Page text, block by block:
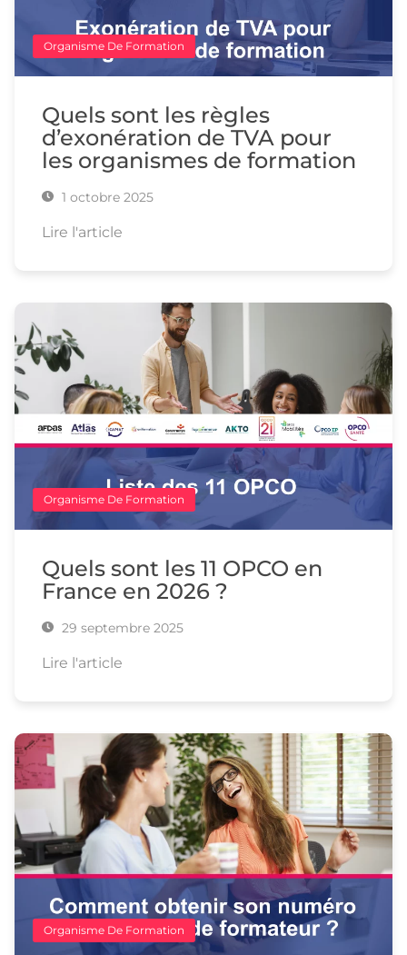
Organisme De Formation
Quels sont les règles
d’exonération de TVA pour
les organismes de formation
1 octobre 2025
Lire l'article
Organisme De Formation
Quels sont les 11 OPCO en
France en 2026 ?
29 septembre 2025
Lire l'article
Organisme De Formation